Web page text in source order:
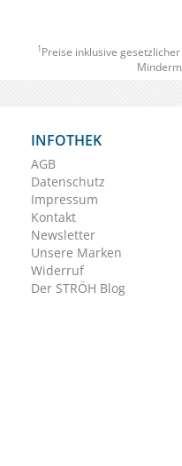
1 Preise inklusive gesetzlicher
INFOTHEK
AGB
Datenschutz
Impressum
Kontakt
Newsletter
Unsere Marken
Widerruf
Der STRÖH Blog